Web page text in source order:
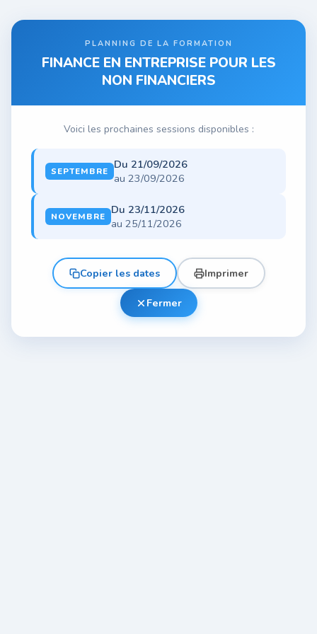
PLANNING DE LA FORMATION
FINANCE EN ENTREPRISE POUR LES
NON FINANCIERS
Voici les prochaines sessions disponibles :
SEPTEMBRE
Du 21/09/2026
au 23/09/2026
NOVEMBRE
Du 23/11/2026
au 25/11/2026
Copier les dates Imprimer
Fermer